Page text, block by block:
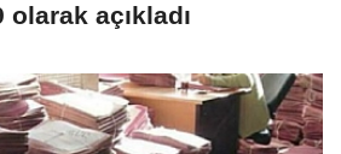
olarak açıkladı